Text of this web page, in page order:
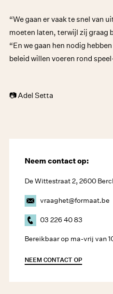
“We gaan er vaak te snel van
moeten laten, terwijl zij graag
“En we gaan hen nodig
beleid willen voeren rond
📷 Adel Setta
Neem contact op:
De Wittestraat 2, 2600
vraaghet@formaat.be
03 226 40 83
Bereikbaar op ma-vrij van
NEEM CONTACT OP